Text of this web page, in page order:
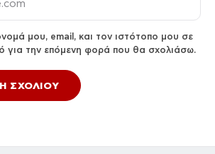
μου, email, και τον ιστότοπο μου σε
για την επόμενη φορά που θα σχολιάσω.